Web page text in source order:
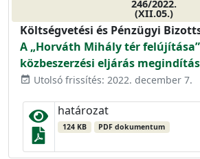
246/2022.
(XII.05.)
Költségvetési és Pénzügyi
A „Horváth Mihály tér
közbeszerzési eljárás
event_available Utolsó frissítés: 2022. december 7.
határozat
124 KB PDF dokumentum